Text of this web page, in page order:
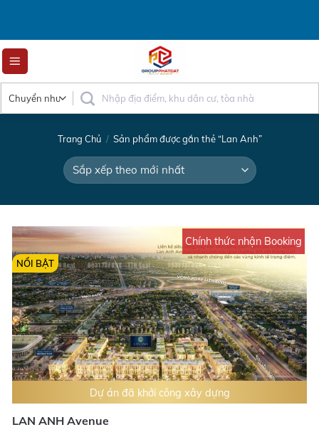
content
Trang Chủ / Sản phẩm được gắn thẻ “Lan Anh”
Chính thức nhận Booking
Dự án đã khởi công xây dựng
NỔI BẬT
LAN ANH Avenue